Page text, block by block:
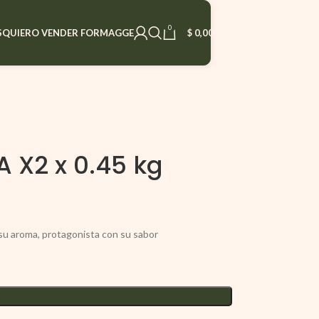
QUIERO VENDER FORMAGGE 0 $ 0,00
X2 x 0.45 kg
aroma, protagonista con su sabor